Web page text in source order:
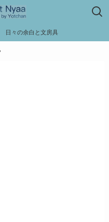
日々の余白と文房具